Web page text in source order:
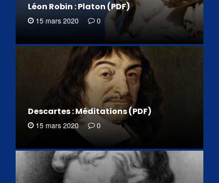
Léon Robin : Platon (PDF)
15 mars 2020 0
Descartes : Méditations (PDF)
15 mars 2020 0